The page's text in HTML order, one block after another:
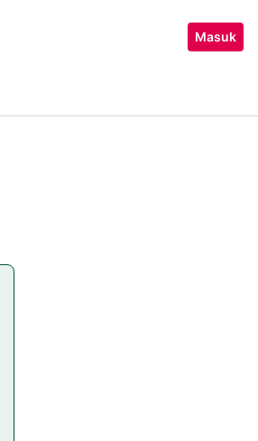
Masuk